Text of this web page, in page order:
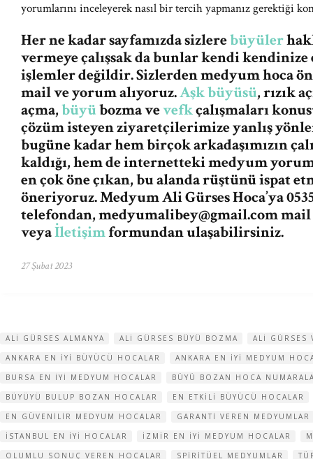
yorumlarını inceleyerek nasıl bir tercih yapmanız gerektiği
Her ne kadar sayfamızda sizlerebüyüler
vermeye çalışsak da bunlar kendi
işlemler değildir. Sizlerden medyum hoca
mail ve yorum alıyoruz.Aşk büyüsü, rızık
açma,büyübozma vevefkçalışmaları
çözüm isteyen ziyaretçilerimize yanlış
bugüne kadar hem birçok arkadaşımızın
kaldığı, hem de internetteki medyum
en çok öne çıkan, bu alanda rüştünü ispat
öneriyoruz. Medyum Ali Gürses Hoca’ya
telefondan,medyumalibey@gmail.commail
veyaİletişimformundan ulaşabilirsiniz.
27 Şubat 2023
ALI GÜRSES ALMANYA ALI GÜRSES BÜYÜ BOZMA
ALI GÜRSES
ANKARA EN IYI BÜYÜCÜ HOCALAR
ANKARA EN IYI MEDYUM
BURSA EN IYI MEDYUM HOCALAR
BÜYÜ BOZAN HOCA
BÜYÜYÜ BULUP BOZAN HOCALAR
EN ETKILI BÜYÜCÜ HOCALAR
EN GÜVENILIR MEDYUM HOCALAR
GARANTI VEREN MEDYUMLAR
ISTANBUL EN IYI HOCALAR
IZMIR EN IYI MEDYUM HOCALAR
OLUMLU SONUÇ VEREN HOCALAR
SPIRITÜEL MEDYUMLAR